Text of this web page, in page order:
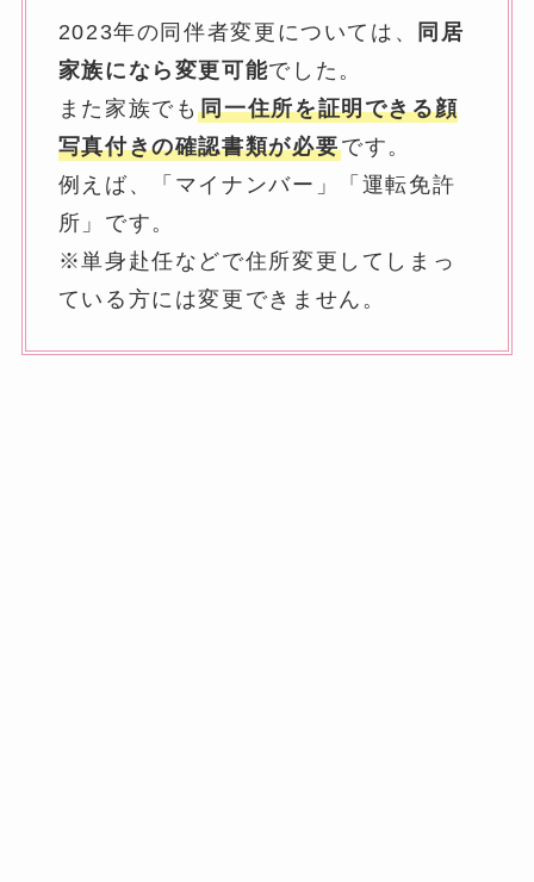
2023年の同伴者変更については、
同居
家族になら変更可能でした。
また家族でも同一住所を証明できる顔
写真付きの確認書類が必要です。
例えば、「マイナンバー」「運転免許
所」です。
※単身赴任などで住所変更してしまっ
ている方には変更できません。